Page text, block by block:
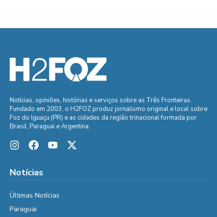
Notícias, opiniões, histórias e serviços sobre as Três Fronteiras.
Fundado em 2003, o H2FOZ produz jornalismo original e local sobre
Foz do Iguaçu (PR) e as cidades da região trinacional formada por
Brasil, Paraguai e Argentina.
Notícias
Últimas Notícias
Paraguai